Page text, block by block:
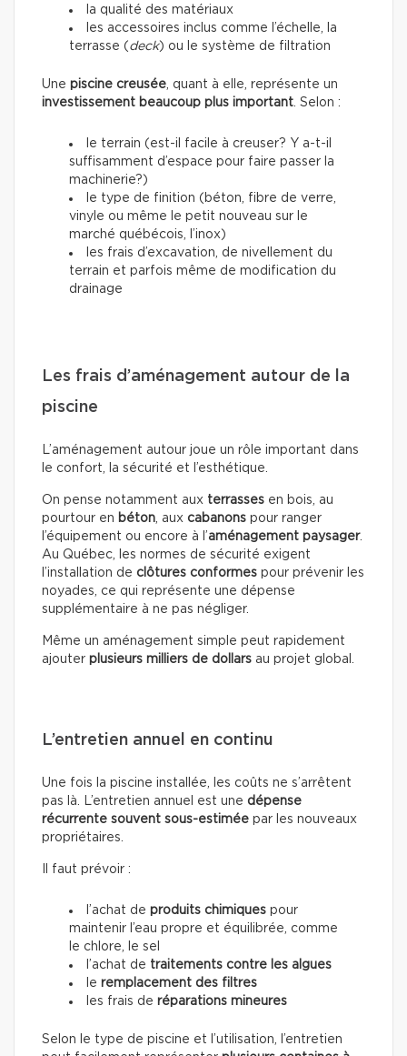
la qualité des matériaux
les accessoires inclus comme l’échelle, la
terrasse ( deck) ou le système de filtration
Une piscine creusée, quant à elle, représente un
investissement beaucoup plus important. Selon :
le terrain (est-il facile à creuser? Y a-t-il
suffisamment d’espace pour faire passer la
machinerie?)
le type de finition (béton, fibre de verre,
vinyle ou même le petit nouveau sur le
marché québécois, l’inox)
les frais d’excavation, de nivellement du
terrain et parfois même de modification du
drainage
Les frais d’aménagement autour de la
piscine
L’aménagement autour joue un rôle important dans
le confort, la sécurité et l’esthétique.
On pense notamment aux terrasses en bois, au
pourtour en béton, aux cabanons pour ranger
l’équipement ou encore à l’aménagement paysager.
Au Québec, les normes de sécurité exigent
l’installation de clôtures conformes pour prévenir les
noyades, ce qui représente une dépense
supplémentaire à ne pas négliger.
Même un aménagement simple peut rapidement
ajouter plusieurs milliers de dollars au projet global.
L’entretien annuel en continu
Une fois la piscine installée, les coûts ne s’arrêtent
pas là. L’entretien annuel est une dépense
récurrente souvent sous-estimée par les nouveaux
propriétaires.
Il faut prévoir :
l’achat de produits chimiques pour
maintenir l’eau propre et équilibrée, comme
le chlore, le sel
l’achat de traitements contre les algues
le remplacement des filtres
les frais de réparations mineures
Selon le type de piscine et l’utilisation, l’entretien